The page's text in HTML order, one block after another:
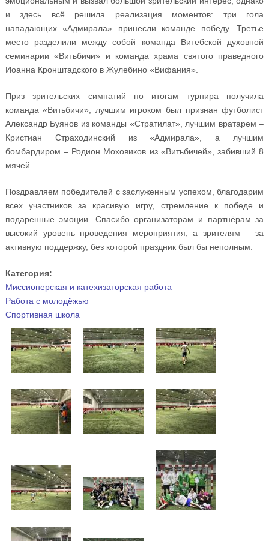
и здесь всё решила реализация моментов: три гола
нападающих «Адмирала» принесли команде победу. Третье
место разделили между собой команда Витебской духовной
семинарии «Витьбичи» и команда храма святого праведного
Иоанна Кронштадского в Жулебино «Вифания».
Приз зрительских симпатий по итогам турнира получила
команда «Витьбичи», лучшим игроком был признан футболист
Александр Буянов из команды «Стратилат», лучшим вратарем –
Кристиан Страходинский из «Адмирала», а лучшим
бомбардиром – Родион Моховиков из «Витьбичей», забивший 8
мячей.
Поздравляем победителей с заслуженным успехом, благодарим
всех участников за красивую игру, стремление к победе и
подаренные эмоции. Спасибо организаторам и партнёрам за
высокий уровень проведения мероприятия, а зрителям – за
активную поддержку, без которой праздник был бы неполным.
Категория:
Миссионерская и катехизаторская работа
Работа с молодёжью
Спортивная школа